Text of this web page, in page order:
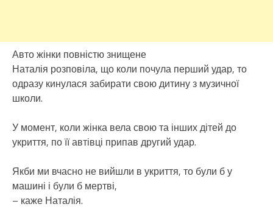
Авто жінки повністю знищене
Наталія розповіла, що коли почула перший удар, то
одразу кинулася забирати свою дитину з музичної
школи.
У момент, коли жінка вела свою та інших дітей до
укриття, по її автівці припав другий удар.
Якби ми вчасно не вийшли в укриття, то були б у
машині і були б мертві,
– каже Наталія.